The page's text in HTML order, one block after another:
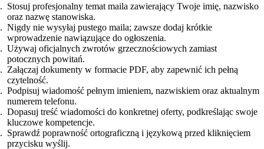
Stosuj profesjonalny temat maila zawierający Twoje imię, nazwisko
oraz nazwę stanowiska.
Nigdy nie wysyłaj pustego maila; zawsze dodaj krótkie
wprowadzenie nawiązujące do ogłoszenia.
Używaj oficjalnych zwrotów grzecznościowych zamiast
potocznych powitań.
Załączaj dokumenty w formacie PDF, aby zapewnić ich pełną
czytelność.
Podpisuj wiadomość pełnym imieniem, nazwiskiem oraz aktualnym
numerem telefonu.
Dopasuj treść wiadomości do konkretnej oferty, podkreślając swoje
kluczowe kompetencje.
Sprawdź poprawność ortograficzną i językową przed kliknięciem
przycisku wyślij.